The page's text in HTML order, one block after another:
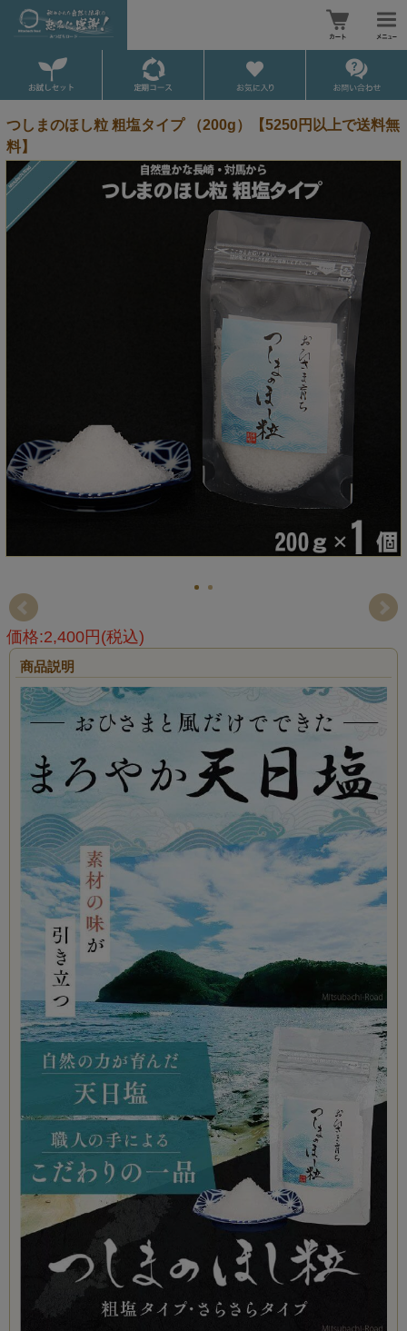
つしまのほし粒 粗塩タイプ （200g）【5250円以上で送料無
料】
価格:2,400円(税込)
商品説明